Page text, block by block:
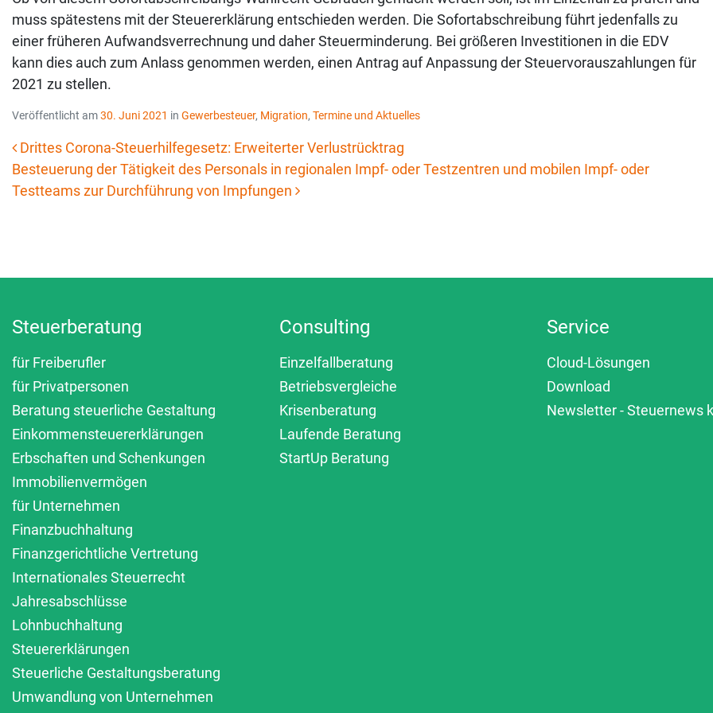
muss spätestens mit der Steuererklärung entschieden werden. Die Sofortabschreibung führt jedenfalls zu
einer früheren Aufwandsverrechnung und daher Steuerminderung. Bei größeren Investitionen in die EDV
kann dies auch zum Anlass genommen werden, einen Antrag auf Anpassung der Steuervorauszahlungen für
2021 zu stellen.
Veröffentlicht am30. Juni 2021 in Gewerbesteuer, Migration, Termine und Aktuelles
Beitrags-Navigation
Drittes Corona-Steuerhilfegesetz: Erweiterter Verlustrücktrag
Besteuerung der Tätigkeit des Personals in regionalen Impf- oder Testzentren und mobilen Impf- oder
Testteams zur Durchführung von Impfungen
Steuerberatung
für Freiberufler
für Privatpersonen
Beratung steuerliche Gestaltung
Einkommensteuererklärungen
Erbschaften und Schenkungen
Immobilienvermögen
für Unternehmen
Finanzbuchhaltung
Finanzgerichtliche Vertretung
Internationales Steuerrecht
Jahresabschlüsse
Lohnbuchhaltung
Steuererklärungen
Steuerliche Gestaltungsberatung
Umwandlung von Unternehmen
Consulting
Einzelfallberatung
Betriebsvergleiche
Krisenberatung
Laufende Beratung
StartUp Beratung
Service
Cloud-Lösungen
Download
Newsletter - Steuernews